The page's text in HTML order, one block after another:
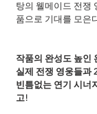
탕의 웰메이드 전쟁
품으로 기대를 모은
작품의 완성도 높인
실제 전쟁 영웅들과
빈틈없는 연기 시너
고!